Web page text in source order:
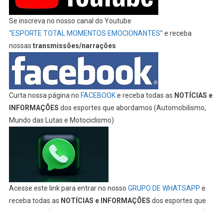
Se inscreva no nosso canal do Youtube
“ESPORTE TOTAL MOMENTOS EMOCIONANTES” e receba
nossas transmissões/narrações
Curta nossa página no FACEBOOKe receba todas as NOTÍCIAS e
INFORMAÇÕES dos esportes que abordamos (Automobilismo,
Mundo das Lutas e Motociclismo)
Acesse este link para entrar no nosso GRUPO DE WHATSAPP e
receba todas as NOTÍCIAS e INFORMAÇÕES dos esportes que